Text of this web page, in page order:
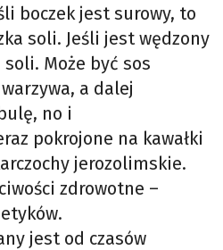
boczek jest surowy, to
soli. Jeśli jest wędzony
Może być sos
a dalej
no i
pokrojone na kawałki
jerozolimskie.
zdrowotne –
jest od czasów